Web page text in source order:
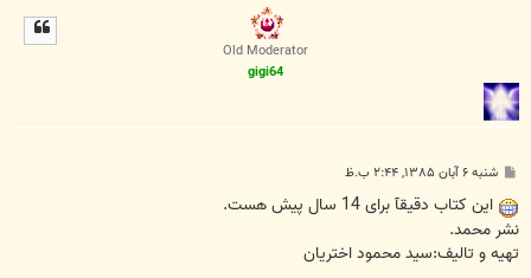
Old Moderator
gigi64
ت
شنبه ۶ آبان ۱۳۸۵, ۲:۴۴ ب.ظ
این کتاب دقیقآ برای 14 سال پیش هست.
نشر محمد.
تهیه و تالیف:سید محمود اختریان